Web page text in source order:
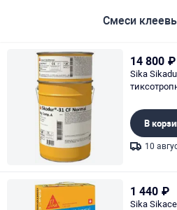
Смеси
14 800 ₽
Sika
В
10
1 440 ₽
Sika